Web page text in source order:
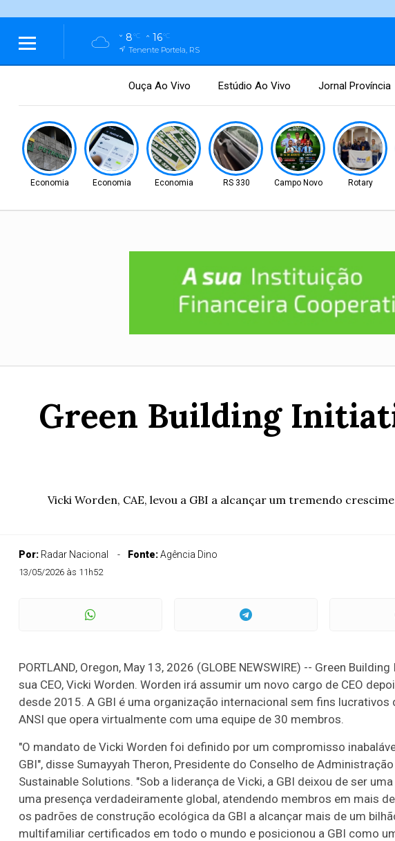
8°C 16°C
Tenente Portela, RS
Ouça Ao Vivo Estúdio Ao Vivo Jornal Província
Economia Economia Economia RS 330 Campo Novo Rotary
Green Building
Vicki Worden, CAE, levou a GBI a alcançar um tremendo
Por: Radar Nacional Fonte:Agência Dino
13/05/2026 às 11h52
PORTLAND, Oregon, May 13, 2026 (GLOBE NEWSWIRE) -- Green
sua CEO, Vicki Worden. Worden irá assumir um novo cargo de CEO
desde 2015. A GBI é uma organização internacional sem fins
ANSI que opera virtualmente com uma equipe de 30 membros.
"O mandato de Vicki Worden foi definido por um compromisso
GBI", disse Sumayyah Theron, Presidente do Conselho de
Sustainable Solutions. "Sob a liderança de Vicki, a GBI deixou de ser
uma presença verdadeiramente global, atendendo membros em mais
os padrões de construção ecológica da GBI a alcançar mais de um
multifamiliar certificados em todo o mundo e posicionou a GBI como